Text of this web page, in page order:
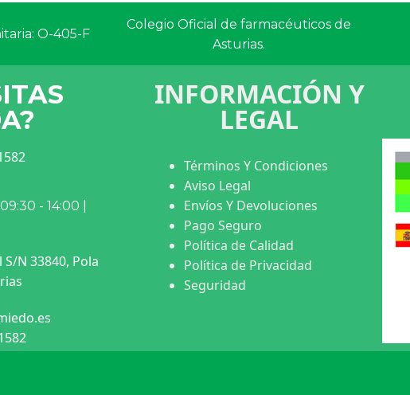
O-405-F
Colegio Oficial de farmacéuticos de
Asturias.
- 14:00 |
N 33840, Pola
INFORMACIÓN Y
LEGAL
Términos Y Condiciones
Aviso Legal
Envíos Y Devoluciones
Pago Seguro
Política de Calidad
Política de Privacidad
Seguridad